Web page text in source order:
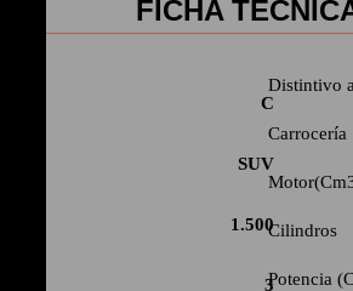
FICHA
Distintivo
Carrocería
Cilindros
Potencia
C
SUV
1.500
3